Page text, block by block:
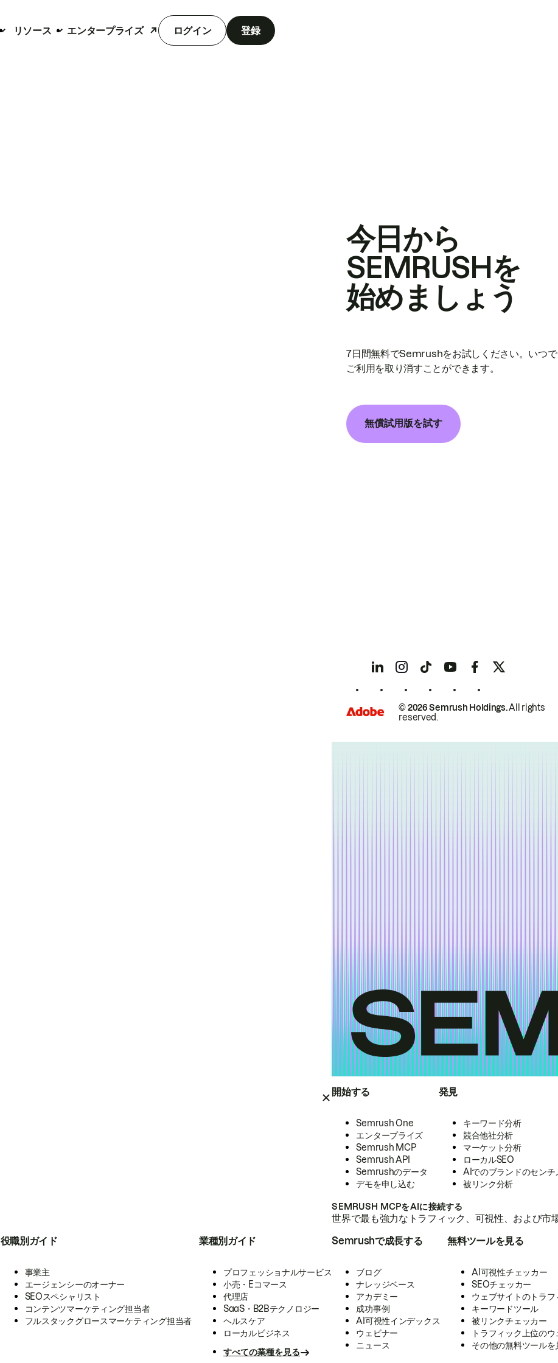
リソース エンタープライズ ログイン 登録
開始する
Semrush One
エンタープライズ
Semrush MCP
Semrush API
Semrushのデータ
デモを申し込む
発見
キーワード分析
競合他社分析
マーケット分析
ローカルSEO
AIでのブランドのセンチ
被リンク分析
SEMRUSH MCPをAIに接続する
世界で最も強力なトラフィック、可視性、および
役職別ガイド
事業主
エージェンシーのオーナー
SEOスペシャリスト
コンテンツマーケティング担当者
フルスタックグロースマーケティング担当者
業種別ガイド
プロフェッショナルサービス
小売・Eコマース
代理店
SaaS・B2Bテクノロジー
ヘルスケア
ローカルビジネス
すべての業種を見る
Semrushで成長する
ブログ
ナレッジベース
アカデミー
成功事例
AI可視性インデックス
ウェビナー
ニュース
無料ツールを見る
AI可視性チェッカー
SEOチェッカー
ウェブサイトのトラ
キーワードツール
被リンクチェッカー
トラフィック上位の
その他の無料ツールを
今日から
SEMRUSHを
始めましょう
7日間無料でSemrushをお試しください。いつ
ご利用を取り消すことができます。
無償試用版を試す
© 2026 Semrush Holdings.All rights
reserved.